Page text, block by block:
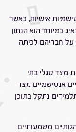
אישיות, כאשר
במיוחד הוא הנתון
על חבריהם לכיתה
מצד סגלי בתי
אנטישמיים מצד
נתקל בתוכן
משמעותיים